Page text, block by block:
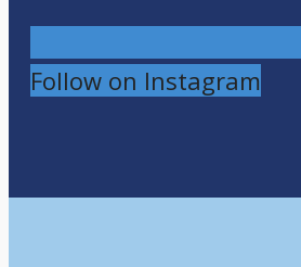
Follow on Instagram